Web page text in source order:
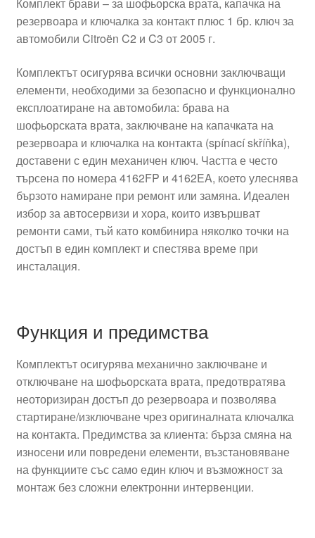
резервоара и ключалка за контакт плюс 1 бр. ключ за
автомобили Citroën C2 и C3 от 2005 г.
Комплектът осигурява всички основни заключващи
елементи, необходими за безопасно и функционално
експлоатиране на автомобила: брава на
шофьорската врата, заключване на капачката на
резервоара и ключалка на контакта (spínací skříňka),
доставени с един механичен ключ. Частта е често
търсена по номера 4162FP и 4162EA, което улеснява
бързото намиране при ремонт или замяна. Идеален
избор за автосервизи и хора, които извършват
ремонти сами, тъй като комбинира няколко точки на
достъп в един комплект и спестява време при
инсталация.
Функция и предимства
Комплектът осигурява механично заключване и
отключване на шофьорската врата, предотвратява
неоторизиран достъп до резервоара и позволява
стартиране/изключване чрез оригиналната ключалка
на контакта. Предимства за клиента: бърза смяна на
износени или повредени елементи, възстановяване
на функциите със само един ключ и възможност за
монтаж без сложни електронни интервенции.